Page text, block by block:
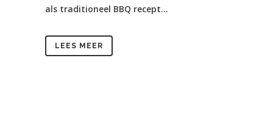
als traditioneel BBQ recept...
LEES MEER